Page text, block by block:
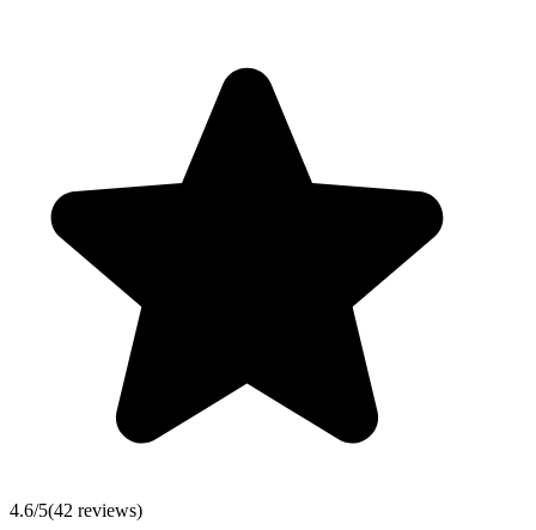
4.6/5(42 reviews)